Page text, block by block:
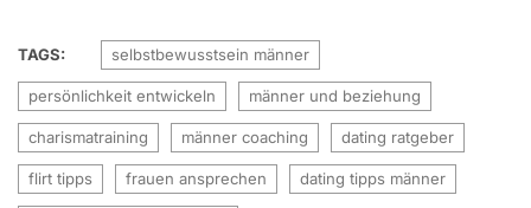
TAGS: selbstbewusstsein männer
persönlichkeit entwickeln männer und beziehung
charismatraining männer coaching dating ratgeber
flirt tipps frauen ansprechen dating tipps männer